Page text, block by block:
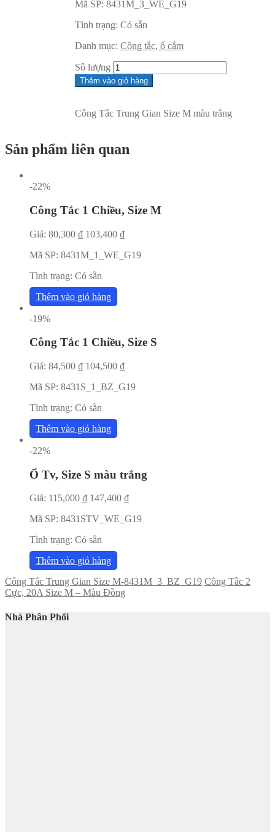
Mã SP: 8431M_3_WE_G19
Tình trạng: Có sẵn
Danh mục: Công tắc, ổ cắm
Sô lượng
Thêm vào giỏ hàng
Công Tắc Trung Gian Size M màu trắng
Sản phẩm liên quan
-22%
Công Tắc 1 Chiều, Size M
Giá: 80,300 ₫ 103,400 ₫
Mã SP: 8431M_1_WE_G19
Tình trạng: Có sẵn
Thêm vào giỏ hàng
-19%
Công Tắc 1 Chiều, Size S
Giá: 84,500 ₫ 104,500 ₫
Mã SP: 8431S_1_BZ_G19
Tình trạng: Có sẵn
Thêm vào giỏ hàng
-22%
Ổ Tv, Size S màu trắng
Giá: 115,000 ₫ 147,400 ₫
Mã SP: 8431STV_WE_G19
Tình trạng: Có sẵn
Thêm vào giỏ hàng
Công Tắc Trung Gian Size M-8431M_3_BZ_G19 Công Tắc 2
Cực, 20A Size M – Màu Đồng
Nhà Phân Phối